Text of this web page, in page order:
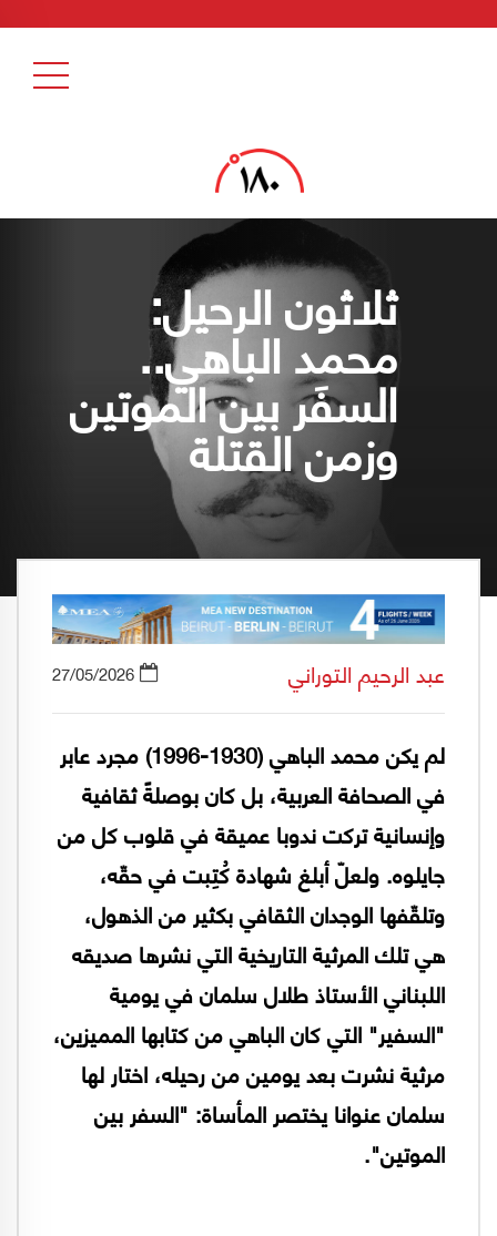
ثلاثون الرحيل:
محمد الباهي..
السفَر بين الموتين
وزمن القتلة
عبد الرحيم التوراني 27/05/2026
لم يكن محمد الباهي (1930-1996) مجرد عابر
في الصحافة العربية، بل كان بوصلةً ثقافية
وإنسانية تركت ندوبا عميقة في قلوب كل من
جايلوه. ولعلّ أبلغ شهادة كُتِبت في حقّه،
وتلقّفها الوجدان الثقافي بكثير من الذهول،
هي تلك المرثية التاريخية التي نشرها صديقه
اللبناني الأستاذ طلال سلمان في يومية
"السفير" التي كان الباهي من كتابها المميزين،
مرثية نشرت بعد يومين من رحيله، اختار لها
سلمان عنوانا يختصر المأساة: "السفر بين
الموتين".